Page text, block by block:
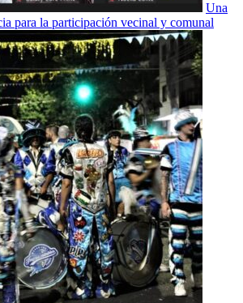
Una
para la participación vecinal y comunal